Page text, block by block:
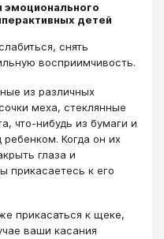
эмоционального
детей
снять
восприимчивость.
из различных
меха, стеклянные
что-нибудь из бумаги и
Когда он их
глаза и
прикасаетесь к его
прикасаться к щеке,
ваши касания